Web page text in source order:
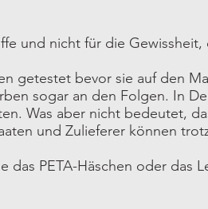
und nicht für die
getestet bevor sie auf den
sogar an den Folgen. In
Was aber nicht bedeutet,
und Zulieferer können
PETA-Häschen oder das